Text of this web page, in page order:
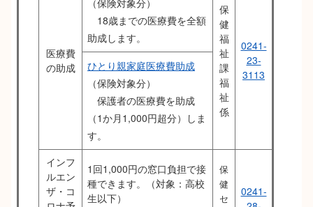
医療費
の助成
（保険対象分）
18歳までの医療費を全額
助成します。
保
健
福
祉
課
福
祉
係
0241-
23-
3113
ひとり親家庭医療費助成
（保険対象分）
保護者の医療費を助成
（1か月1,000円超分）しま
す。
インフ
ルエン
ザ・コ
1回1,000円の窓口負担で接
種できます。（対象：高校
生以下）
保
健
セ
0241-